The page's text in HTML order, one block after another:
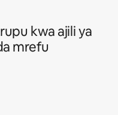
kwa ajili ya
mrefu